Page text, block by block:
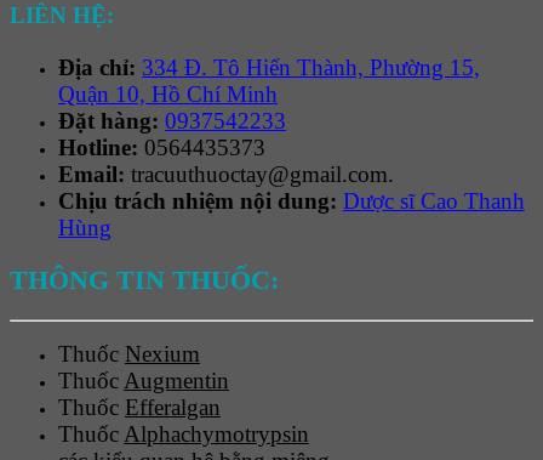
LIÊN HỆ:
Địa chỉ: 334 Đ. Tô Hiến Thành, Phường 15,
Quận 10, Hồ Chí Minh
Đặt hàng: 0937542233
Hotline: 0564435373
Email: tracuuthuoctay@gmail.com.
Chịu trách nhiệm nội dung: Dược sĩ Cao Thanh
Hùng
THÔNG TIN THUỐC:
Thuốc Nexium
Thuốc Augmentin
Thuốc Efferalgan
Thuốc Alphachymotrypsin